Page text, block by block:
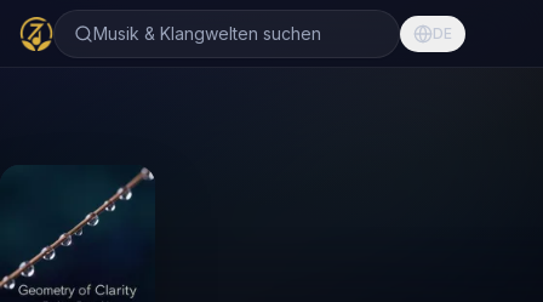
Musik & Klangwelten suchen DE